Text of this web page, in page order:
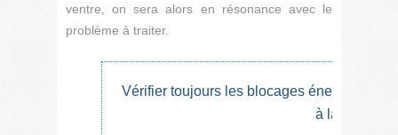
ventre, on sera alors en résonance avec le
problème à traiter.
Vérifier toujours les blocages énergétiques
à la tête.